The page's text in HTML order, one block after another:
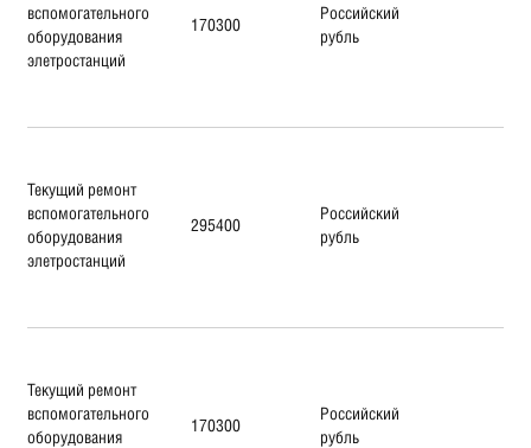
вспомогательного
оборудования
элетростанций
170300
Российский
рубль
Текущий ремонт
вспомогательного
оборудования
элетростанций
295400
Российский
рубль
Текущий ремонт
вспомогательного
оборудования
170300
Российский
рубль